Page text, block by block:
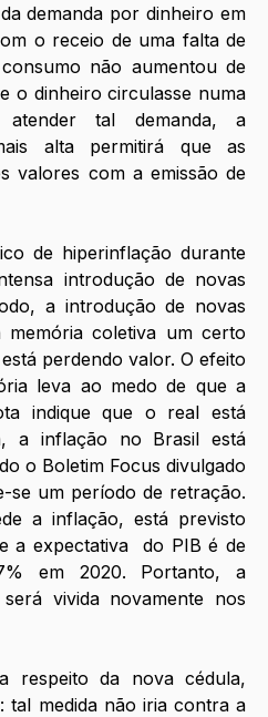
demanda por dinheiro em
o receio de uma falta de
não aumentou de
o dinheiro circulasse numa
atender tal demanda, a
alta permitirá que as
valores com a emissão de
de hiperinflação durante
introdução de novas
a introdução de novas
coletiva um certo
perdendo valor. O efeito
leva ao medo de que a
indique que o real está
a inflação no Brasil está
o Boletim Focus divulgado
se um período de retração.
a inflação, está previsto
a expectativa  do PIB é de
em 2020. Portanto, a
vivida novamente nos
respeito da nova cédula,
tal medida não iria contra a